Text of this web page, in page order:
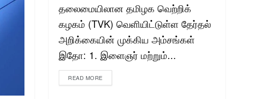
தலைமையிலான தமிழக வெற்றிக்
கழகம் (TVK) வெளியிட்டுள்ள தேர்தல்
அறிக்கையின் முக்கிய அம்சங்கள்
இதோ: 1. இளைஞர் மற்றும்...
READ MORE